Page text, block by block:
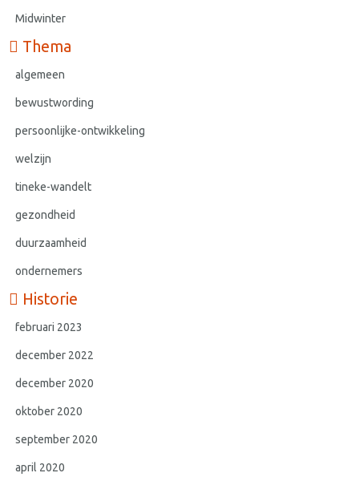
Midwinter
Thema
algemeen
bewustwording
persoonlijke-ontwikkeling
welzijn
tineke-wandelt
gezondheid
duurzaamheid
ondernemers
Historie
februari 2023
december 2022
december 2020
oktober 2020
september 2020
april 2020